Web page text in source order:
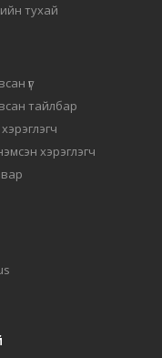
тухай
үг
тайлбар
хэрэглэгч